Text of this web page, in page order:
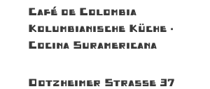
Café de Colombia
Kolumbianische Küche ·
Cocina Suramericana
Dotzheimer Straße 37